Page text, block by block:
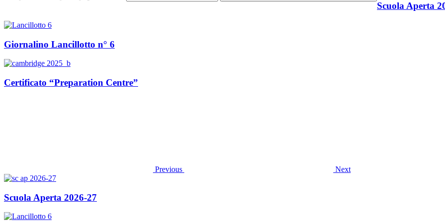
Scuola Aperta
Giornalino Lancillotto n° 6
Certificato “Preparation Centre”
Previous Next
Scuola Aperta 2026-27